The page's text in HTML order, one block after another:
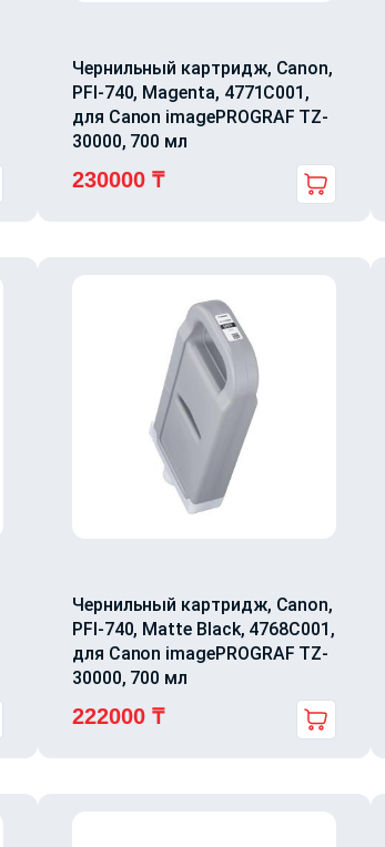
Чернильный картридж, Canon,
PFI-740, Magenta, 4771C001,
для Canon imagePROGRAF TZ-
30000, 700 мл
230000 ₸
Чернильный картридж, Canon,
PFI-740, Matte Black, 4768C001,
для Canon imagePROGRAF TZ-
30000, 700 мл
222000 ₸